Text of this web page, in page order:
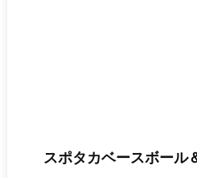
スポタカベースボール